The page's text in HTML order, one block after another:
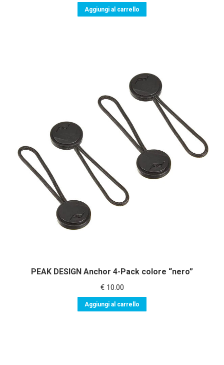
Aggiungi al carrello
PEAK DESIGN Anchor 4-Pack colore “nero”
€10.00
Aggiungi al carrello